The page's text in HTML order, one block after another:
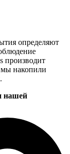
определяют
производит
мы накопили
нашей